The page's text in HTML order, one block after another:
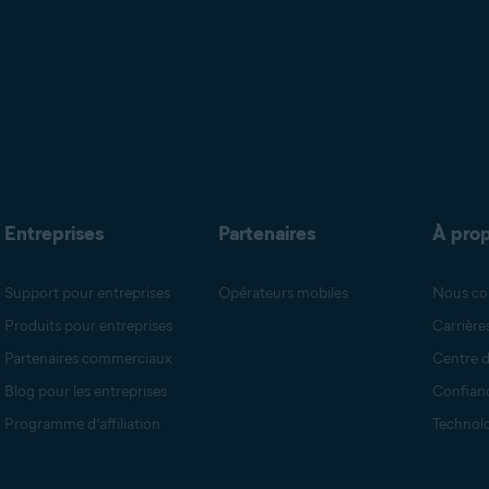
Entreprises
Support pour entreprises
Produits pour entreprises
Partenaires commerciaux
Blog pour les entreprises
Programme d’affiliation
Partenaires
Opérateurs mobiles
À
Nous
Centre